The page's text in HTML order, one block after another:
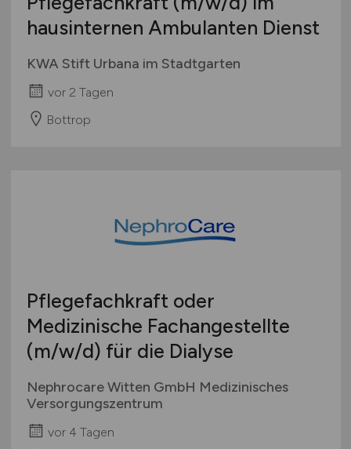
hausinternen Ambulanten Dienst
KWA Stift Urbana im Stadtgarten
vor 2 Tagen
Bottrop
Pflegefachkraft oder
Medizinische Fachangestellte
(m/w/d) für die Dialyse
Nephrocare Witten GmbH Medizinisches
Versorgungszentrum
vor 4 Tagen